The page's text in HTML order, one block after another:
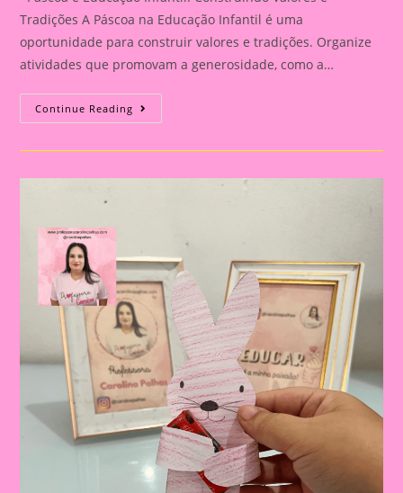
Tradições A Páscoa na Educação Infantil é uma
oportunidade para construir valores e tradições. Organize
atividades que promovam a generosidade, como a…
Continue Reading Lembrancinha
De
|Páscoa
Educação
Tradições